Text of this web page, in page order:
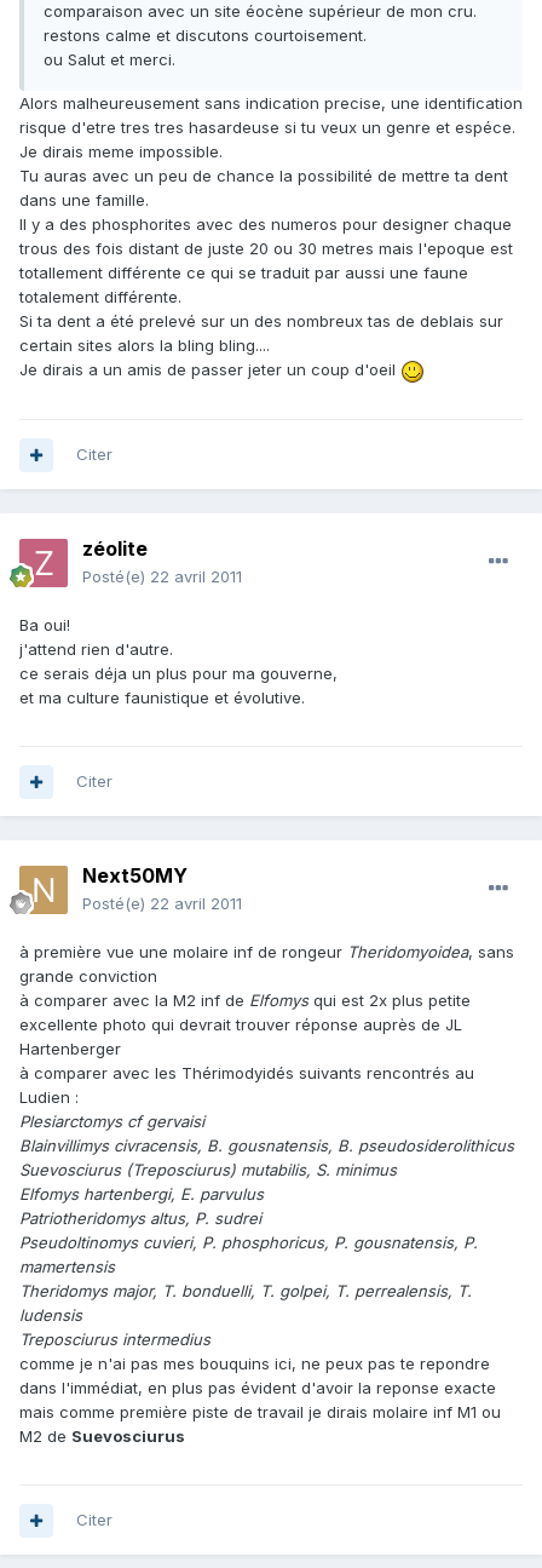
comparaison avec un site éocène supérieur de mon cru.
restons calme et discutons courtoisement.
ou Salut et merci.
Alors malheureusement sans indication precise, une identification
risque d'etre tres tres hasardeuse si tu veux un genre et espéce.
Je dirais meme impossible.
Tu auras avec un peu de chance la possibilité de mettre ta dent
dans une famille.
Il y a des phosphorites avec des numeros pour designer chaque
trous des fois distant de juste 20 ou 30 metres mais l'epoque est
totallement différente ce qui se traduit par aussi une faune
totalement différente.
Si ta dent a été prelevé sur un des nombreux tas de deblais sur
certain sites alors la bling bling....
Je dirais a un amis de passer jeter un coup d'oeil
Citer
zéolite
Posté(e) 22 avril 2011
Ba oui!
j'attend rien d'autre.
ce serais déja un plus pour ma gouverne,
et ma culture faunistique et évolutive.
Citer
Next50MY
Posté(e) 22 avril 2011
à première vue une molaire inf de rongeur Theridomyoidea, sans
grande conviction
à comparer avec la M2 inf de Elfomysqui est 2x plus petite
excellente photo qui devrait trouver réponse auprès de JL
Hartenberger
à comparer avec les Thérimodyidés suivants rencontrés au
Ludien :
Plesiarctomys cf gervaisi
Blainvillimys civracensis, B. gousnatensis, B. pseudosiderolithicus
Suevosciurus (Treposciurus) mutabilis, S. minimus
Elfomys hartenbergi, E. parvulus
Patriotheridomys altus, P. sudrei
Pseudoltinomys cuvieri, P. phosphoricus, P. gousnatensis, P.
mamertensis
Theridomys major, T. bonduelli, T. golpei, T. perrealensis, T.
ludensis
Treposciurus intermedius
comme je n'ai pas mes bouquins ici, ne peux pas te repondre
dans l'immédiat, en plus pas évident d'avoir la reponse exacte
mais comme première piste de travail je dirais molaire inf M1 ou
M2 de Suevosciurus
Citer